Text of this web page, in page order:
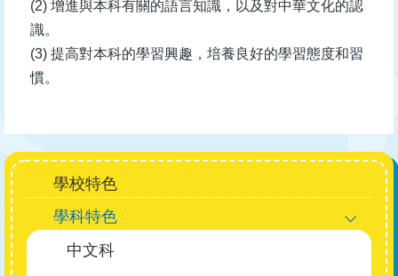
(2) 增進與本科有關的語言知識，以及對中華文化的認
識。
(3) 提高對本科的學習興趣，培養良好的學習態度和習
慣。
Main
navigation
學校特色
學科特色
中文科